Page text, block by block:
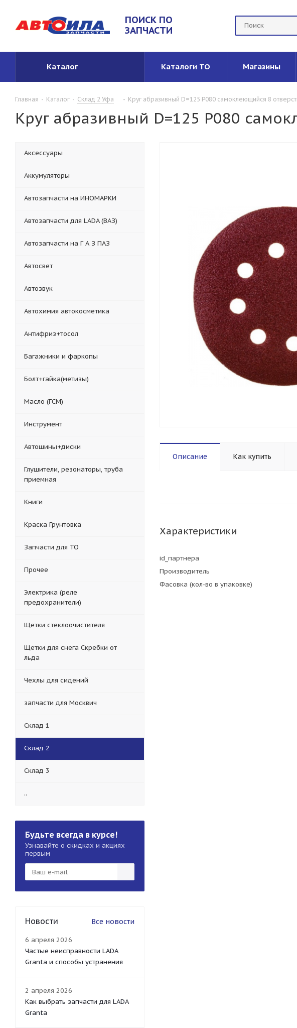
ПОИСК ПО
ЗАПЧАСТИ
Каталог Каталоги ТО Магазины
Главная - Каталог - Склад 2 Уфа - Круг абразивный D=125 P080 самоклеющийся 8
Круг абразивный D=125 P080
Описание Как купить
Характеристики
id_партнера
Производитель
Фасовка (кол-во в упаковке)
Аксессуары
Аккумуляторы
Автозапчасти на ИНОМАРКИ
Автозапчасти для LADA (ВАЗ)
Автозапчасти на Г А З ПАЗ
Автосвет
Автозвук
Автохимия автокосметика
Антифриз+тосол
Багажники и фаркопы
Болт+гайка(метизы)
Масло (ГСМ)
Инструмент
Автошины+диски
Глушители, резонаторы, труба
приемная
Книги
Краска Грунтовка
Запчасти для ТО
Прочее
Электрика (реле
предохранители)
Щетки стеклоочистителя
Щетки для снега Скребки от
льда
Чехлы для сидений
запчасти для Москвич
Склад 1
Склад 2
Склад 3
..
Будьте всегда в курсе!
Узнавайте о скидках и акциях
первым
Новости Все новости
6 апреля 2026
Частые неисправности LADA
Granta и способы устранения
2 апреля 2026
Как выбрать запчасти для LADA
Granta